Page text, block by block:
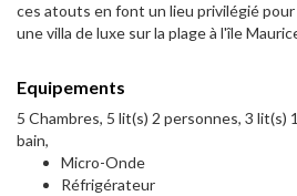
ces atouts en font un lieu privilégié pour
une villa de luxe sur la plage à l'île
Equipements
5 Chambres, 5 lit(s) 2 personnes, 3 lit(s)
bain,
Micro-Onde
Réfrigérateur